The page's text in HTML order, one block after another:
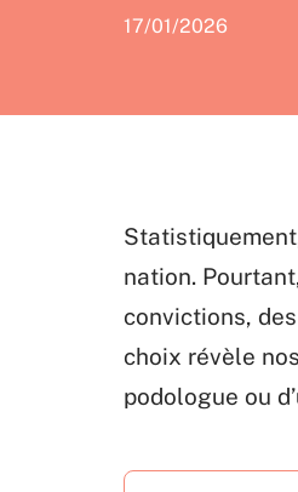
17/01/2026
nation.
convictions,
choix révèle
podologue ou